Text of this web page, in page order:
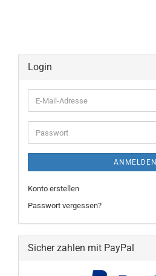
Login
E-
Mail-
Adresse
Passwort
ANMELDEN
Konto erstellen
Passwort vergessen?
Sicher zahlen mit PayPal